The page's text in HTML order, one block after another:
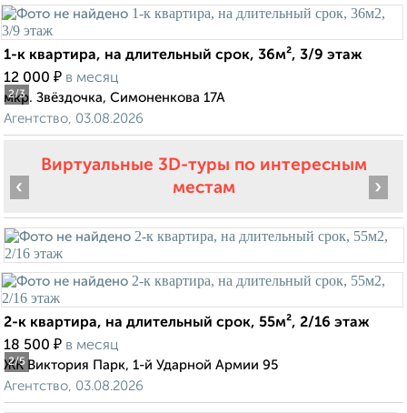
2/3
1-к квартира, на длительный срок, 36м², 3/9 этаж
12 000 ₽ в месяц
мкр. Звёздочка, Симоненкова 17А
Агентство, 03.08.2026
Виртуальные 3D-туры по интересным
местам
2/5
‹ ›
2-к квартира, на длительный срок, 55м², 2/16 этаж
18 500 ₽ в месяц
ЖК Виктория Парк, 1-й Ударной Армии 95
Агентство, 03.08.2026